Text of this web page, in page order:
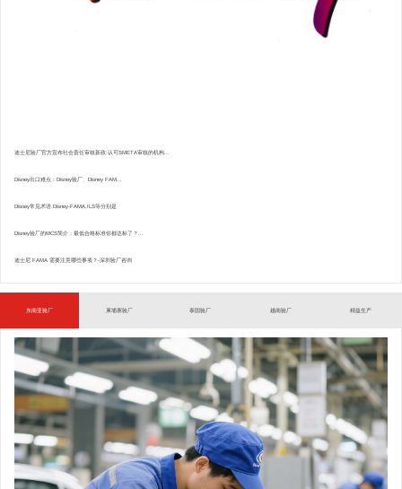
迪士尼验厂官方宣布社会责任审核新政:认可SMETA审核的机构...
Disney出口难点：Disney验厂、Disney FAM...
Disney常见术语.Disney-FAMA,ILS等分别是
Disney验厂的MCS简介：最低合格标准你都达标了？...
迪士尼 FAMA 需要注意哪些事项？-深圳验厂咨询
东南亚验厂 柬埔寨验厂 泰国验厂 越南验厂 精益生产